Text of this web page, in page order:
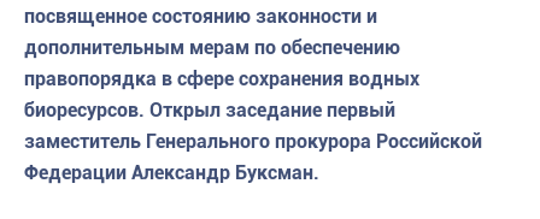
посвященное состоянию законности и
дополнительным мерам по обеспечению
правопорядка в сфере сохранения водных
биоресурсов. Открыл заседание первый
заместитель Генерального прокурора Российской
Федерации Александр Буксман.